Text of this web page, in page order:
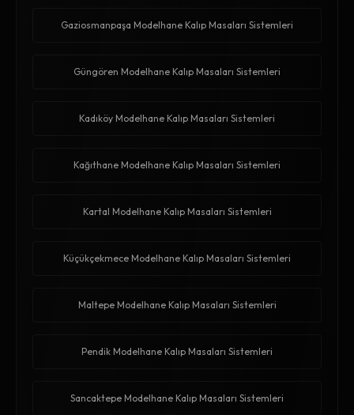
Gaziosmanpaşa Modelhane Kalıp Masaları Sistemleri
Güngören Modelhane Kalıp Masaları Sistemleri
Kadıköy Modelhane Kalıp Masaları Sistemleri
Kağıthane Modelhane Kalıp Masaları Sistemleri
Kartal Modelhane Kalıp Masaları Sistemleri
Küçükçekmece Modelhane Kalıp Masaları Sistemleri
Maltepe Modelhane Kalıp Masaları Sistemleri
Pendik Modelhane Kalıp Masaları Sistemleri
Sancaktepe Modelhane Kalıp Masaları Sistemleri